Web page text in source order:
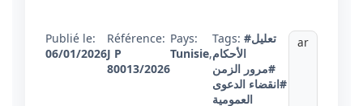
Publié le:
06/01/2026
Référence:
J P
80013/2026
Pays:
Tunisie,
Tags: #تعليل
الأحكام
#مرور الزمن
#انقضاء الدعوى
العمومية
ar